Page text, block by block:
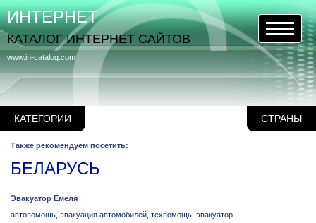
КАТЕГОРИИ СТРАНЫ
www.in-catalog.com
ИНТЕРНЕТ
КАТАЛОГ ИНТЕРНЕТ САЙТОВ
Также рекомендуем посетить:
БЕЛАРУСЬ
Эвакуатор Емеля
автопомощь, эвакуация автомобилей, техпомощь, эвакуатор